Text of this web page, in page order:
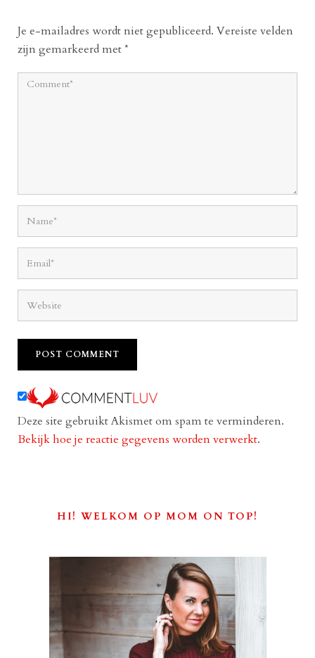
Je e-mailadres wordt niet gepubliceerd. Vereiste velden
zijn gemarkeerd met*
Deze site gebruikt Akismet om spam te verminderen.
Bekijk hoe je reactie gegevens worden verwerkt.
HI! WELKOM OP MOM ON TOP!